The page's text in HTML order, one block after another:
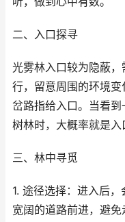
二、入口探寻
光雾林入口较为隐蔽
行，留意周围的环境
岔路指给入口。当看
树林时，大概率就是入
三、林中寻觅
1. 途径选择：进入后
宽阔的道路前进，避免